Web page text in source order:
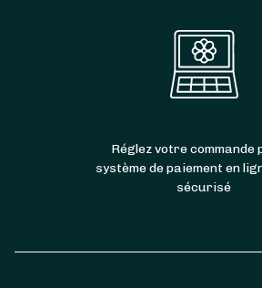
Réglez votre commande
système de paiement en
sécurisé